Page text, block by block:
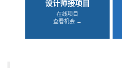
设计师接项目
在线项目
查看机会 →